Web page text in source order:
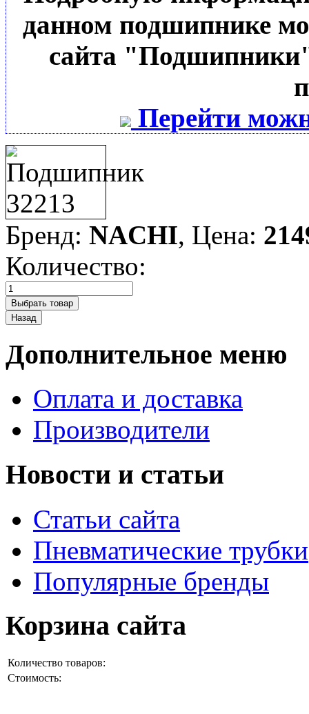
данном подшипнике
сайта
Перейти
Бренд: NACHI, Цена:
Количество:
Дополнительное меню
Оплата и доставка
Производители
Новости и статьи
Статьи сайта
Пневматические трубки
Популярные бренды
Корзина сайта
Количество товаров:
Стоимость: